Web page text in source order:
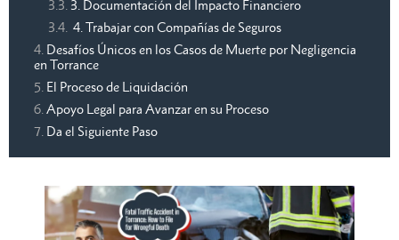
3. Documentación del Impacto Financiero
4. Trabajar con Compañías de Seguros
Desafíos Únicos en los Casos de Muerte por Negligencia
en Torrance
El Proceso de Liquidación
Apoyo Legal para Avanzar en su Proceso
Da el Siguiente Paso